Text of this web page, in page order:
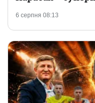
6 серпня 08:13